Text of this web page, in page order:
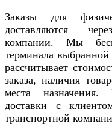
Заказы для
доставляются
компании. Мы
терминала
рассчитывает
заказа, наличия
места назначения.
доставки с
транспортной